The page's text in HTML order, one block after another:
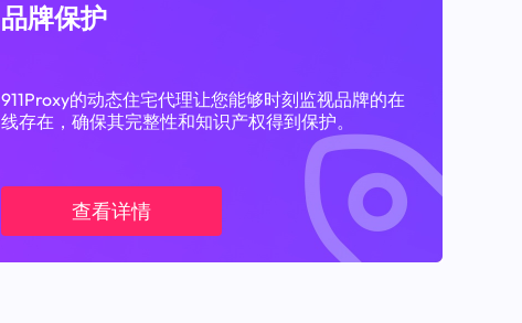
品牌保护
911Proxy的动态住宅代理让您能够时刻监视品牌的在
线存在，确保其完整性和知识产权得到保护。
查看详情